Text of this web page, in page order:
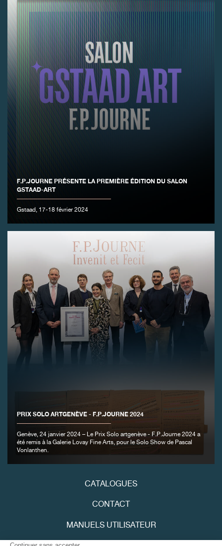
F.P.JOURNE PRÉSENTE LA PREMIÈRE ÉDITION DU SALON
GSTAAD-ART
Gstaad, 17-18 février 2024
PRIX SOLO ARTGENÈVE - F.P.JOURNE 2024
Genève, 24 janvier 2024 – Le Prix Solo artgenève - F.P.Journe 2024 a
été remis à la Galerie Lovay Fine Arts, pour le Solo Show de Pascal
Vonlanthen.
CATALOGUES
CONTACT
MANUELS UTILISATEUR